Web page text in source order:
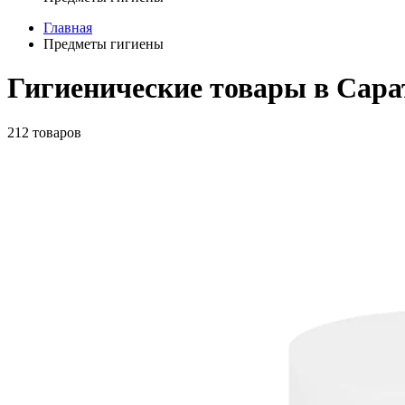
Главная
Предметы гигиены
Гигиенические товары в
212 товаров